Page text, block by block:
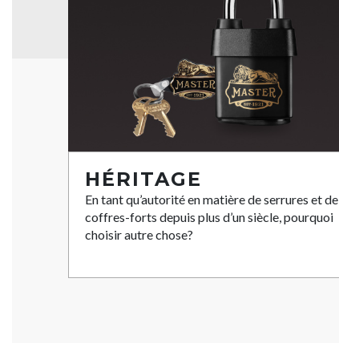
HÉRITAGE
En tant qu’autorité en matière de serrures et de
coffres-forts depuis plus d’un siècle, pourquoi
choisir autre chose?